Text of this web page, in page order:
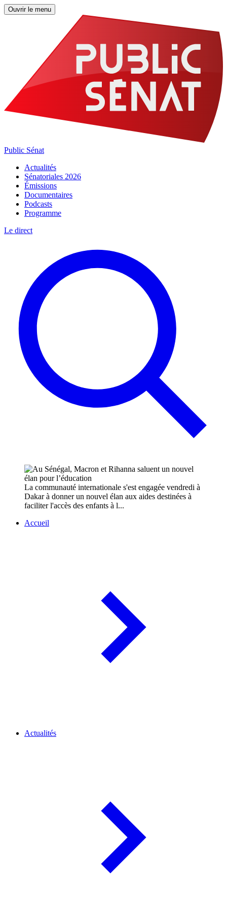
Ouvrir le menu
Public Sénat
Actualités
Sénatoriales 2026
Émissions
Documentaires
Podcasts
Programme
Le direct
La communauté internationale s'est engagée vendredi à
Dakar à donner un nouvel élan aux aides destinées à
faciliter l'accès des enfants à l...
Accueil
Actualités